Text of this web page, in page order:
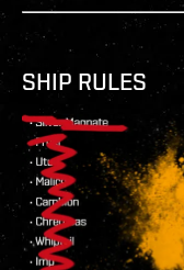
SHIP RULES